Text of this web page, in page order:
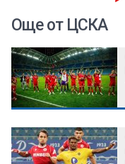
Още от ЦСКА